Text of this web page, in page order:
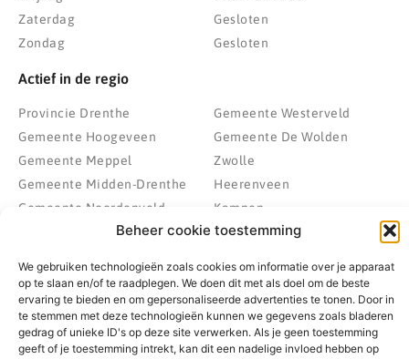
Beheer cookie toestemming
We gebruiken technologieën zoals cookies om informatie over je apparaat
op te slaan en/of te raadplegen. We doen dit met als doel om de beste
ervaring te bieden en om gepersonaliseerde advertenties te tonen. Door in
te stemmen met deze technologieën kunnen we gegevens zoals bladeren
gedrag of unieke ID's op deze site verwerken. Als je geen toestemming
geeft of je toestemming intrekt, kan dit een nadelige invloed hebben op
Zaterdag
Zondag
Gesloten
Gesloten
Actief in de regio
Provincie Drenthe
Gemeente Hoogeveen
Gemeente Meppel
Gemeente Midden-Drenthe
Gemeente Noordenveld
Gemeente Noordoostpolder
Gemeente Weststellingwerf
Gemeente Westerveld
Gemeente De Wolden
Zwolle
Heerenveen
Kampen
Emmeloord
© 2022 - 2026 BespaarPartner | Alle rechten voorbehouden